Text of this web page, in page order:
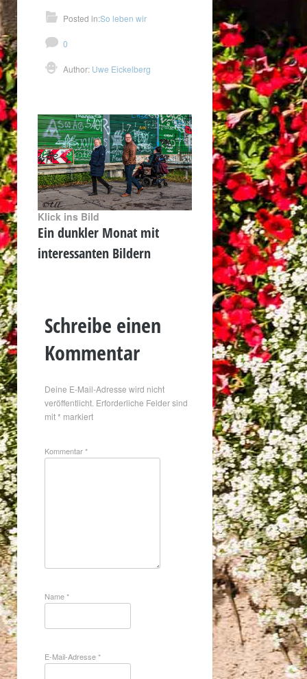
Posted in:So leben wir
0
Author: Uwe Eickelberg
Klick ins Bild
Ein dunkler Monat mit
interessanten Bildern
Schreibe einen
Kommentar
Deine E-Mail-Adresse wird nicht
veröffentlicht. Erforderliche Felder sind
mit* markiert
Kommentar*
Name*
E-Mail-Adresse*